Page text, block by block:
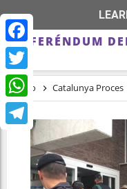
Facebook
Twitter
WhatsApp
Telegram
CONDENAN A 6
PRIMER
REFERÉNDUM
Inicio Catalunya Proces